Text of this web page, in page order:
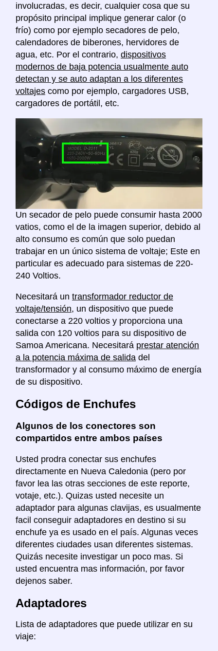
involucradas, es decir, cualquier cosa que su
propósito principal implique generar calor (o
frío) como por ejemplo secadores de pelo,
calendadores de biberones, hervidores de
agua, etc. Por el contrario, dispositivos
modernos de baja potencia usualmente auto
detectan y se auto adaptan a los diferentes
voltajes como por ejemplo, cargadores USB,
cargadores de portátil, etc.
Un secador de pelo puede consumir hasta 2000
vatios, como el de la imagen superior, debido al
alto consumo es común que solo puedan
trabajar en un único sistema de voltaje; Este en
particular es adecuado para sistemas de 220-
240 Voltios.
Necesitará un transformador reductor de
voltaje/tensión, un dispositivo que puede
conectarse a 220 voltios y proporciona una
salida con 120 voltios para su dispositivo de
Samoa Americana. Necesitará prestar atención
a la potencia máxima de salida del
transformador y al consumo máximo de energía
de su dispositivo.
Códigos de Enchufes
Algunos de los conectores son
compartidos entre ambos países
Usted prodra conectar sus enchufes
directamente en Nueva Caledonia (pero por
favor lea las otras secciones de este reporte,
votaje, etc.). Quizas usted necesite un
adaptador para algunas clavijas, es usualmente
facil conseguir adaptadores en destino si su
enchufe ya es usado en el país. Algunas veces
diferentes ciudades usan diferentes sistemas.
Quizás necesite investigar un poco mas. Si
usted encuentra mas información, por favor
dejenos saber.
Adaptadores
Lista de adaptadores que puede utilizar en su
viaje: